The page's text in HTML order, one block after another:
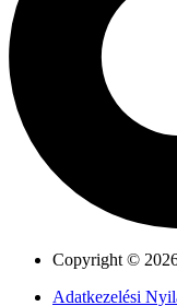
Copyright ©
Adatkezelési